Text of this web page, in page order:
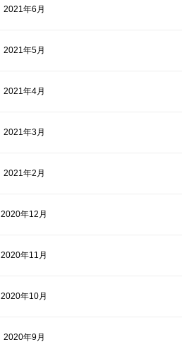
2021年6月
2021年5月
2021年4月
2021年3月
2021年2月
2020年12月
2020年11月
2020年10月
2020年9月